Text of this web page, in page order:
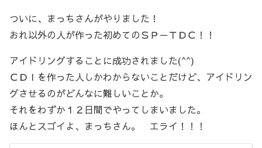
ついに、まっちさんがやりました！
おれ以外の人が作った初めてのＳＰ－ＴＤＣ！！
アイドリングすることに成功されました(^^)
ＣＤＩを作った人しかわからないことだけど、アイドリン
グさせるのがどんなに難しいことか。
それをわずか１２日間でやってしまいました。
ほんとスゴイよ、まっちさん。 エライ！！！